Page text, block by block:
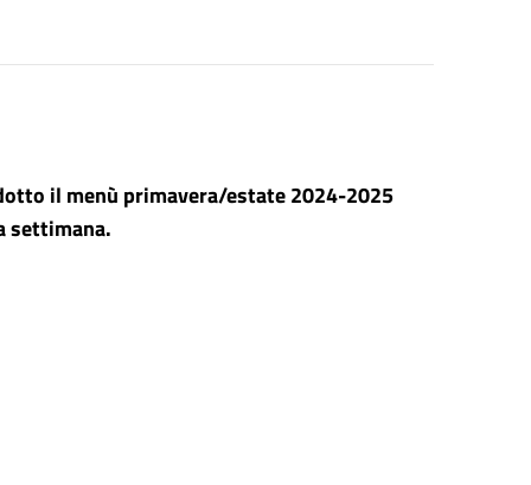
il menù primavera/estate 2024-2025
settimana.